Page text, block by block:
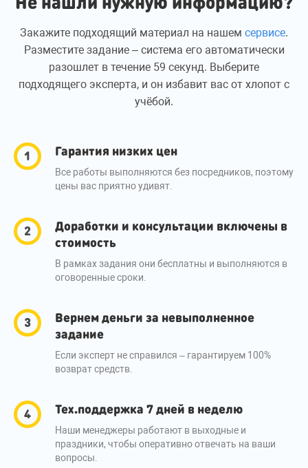
Закажите подходящий материал на нашем сервисе.
Разместите задание – система его автоматически
разошлет в течение 59 секунд. Выберите
подходящего эксперта, и он избавит вас от хлопот с
учёбой.
Гарантия низких цен
Все работы выполняются без посредников, поэтому
цены вас приятно удивят.
Доработки и консультации включены в
стоимость
В рамках задания они бесплатны и выполняются в
оговоренные сроки.
Вернем деньги за невыполненное
задание
Если эксперт не справился – гарантируем 100%
возврат средств.
Тех.поддержка 7 дней в неделю
Наши менеджеры работают в выходные и
праздники, чтобы оперативно отвечать на ваши
вопросы.